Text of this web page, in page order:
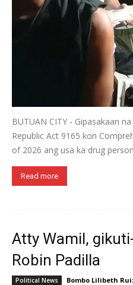
BUTUAN CITY - Gipasakaan
Republic Act 9165 kon
of 2026 ang usa ka drug
Read more
Atty Wamil,
Robin Padilla
Political News Bombo Lilibeth